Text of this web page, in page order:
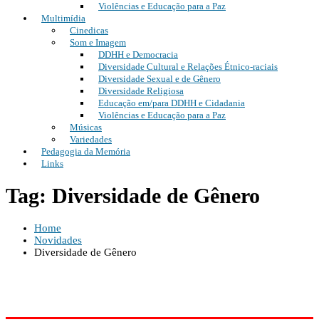
Violências e Educação para a Paz
Multimídia
Cinedicas
Som e Imagem
DDHH e Democracia
Diversidade Cultural e Relações Étnico-raciais
Diversidade Sexual e de Gênero
Diversidade Religiosa
Educação em/para DDHH e Cidadania
Violências e Educação para a Paz
Músicas
Variedades
Pedagogia da Memória
Links
Tag: Diversidade de Gênero
Home
Novidades
Diversidade de Gênero